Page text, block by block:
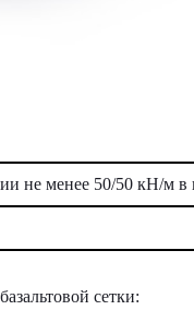
не менее 50/50 кН/м
сетки: